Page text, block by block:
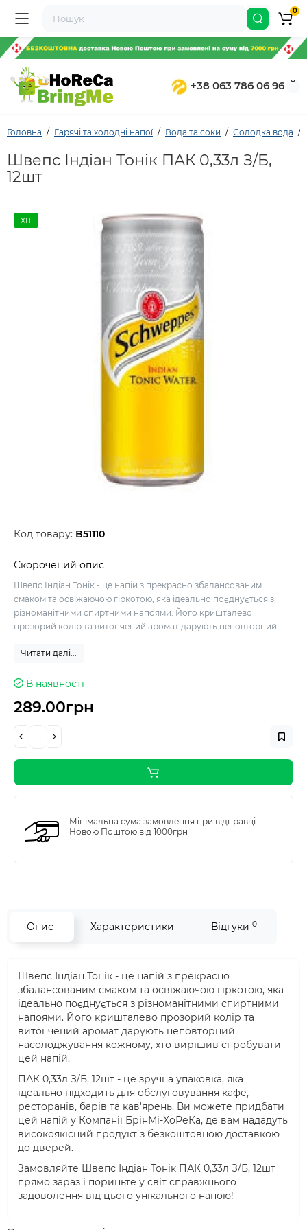
+38 063 786 06 96
0
Головна Гарячі та холодні напої Вода та соки Солодка вода
Швепс Індіан Тонік ПАК 0,33л З/Б,
12шт
ХІТ
Код товару: B51110
Скорочений опис
Швепс Індіан Тонік - це напій з прекрасно збалансованим
смаком та освіжаючою гіркотою, яка ідеально поєднується з
різноманітними спиртними напоями. Його кришталево
прозорий колір та витончений аромат дарують неповторний ...
Читати далі...
В наявності
289.00грн
Мінімальна сума замовлення при відправці
Новою Поштою від 1000грн
Опис Характеристики Відгуки 0
Швепс Індіан Тонік - це напій з прекрасно
збалансованим смаком та освіжаючою гіркотою, яка
ідеально поєднується з різноманітними спиртними
напоями. Його кришталево прозорий колір та
витончений аромат дарують неповторний
насолоджування кожному, хто вирішив спробувати
цей напій.
ПАК 0,33л З/Б, 12шт - це зручна упаковка, яка
ідеально підходить для обслуговування кафе,
ресторанів, барів та кав'ярень. Ви можете придбати
цей напій у Компанії БрінМі-ХоРеКа, де вам нададуть
високоякісний продукт з безкоштовною доставкою
до дверей.
Замовляйте Швепс Індіан Тонік ПАК 0,33л З/Б, 12шт
прямо зараз і пориньте у світ справжнього
задоволення від цього унікального напою!